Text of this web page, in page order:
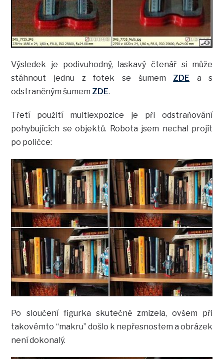
Výsledek je podivuhodný, laskavý čtenář si může
stáhnout jednu z fotek se šumem ZDE a s
odstraněným šumem ZDE.
Třetí použití multiexpozice je při odstraňování
pohybujících se objektů. Robota jsem nechal projít
po poličce:
Po sloučení figurka skutečně zmizela, ovšem při
takovémto “makru” došlo k nepřesnostem a obrázek
není dokonalý.